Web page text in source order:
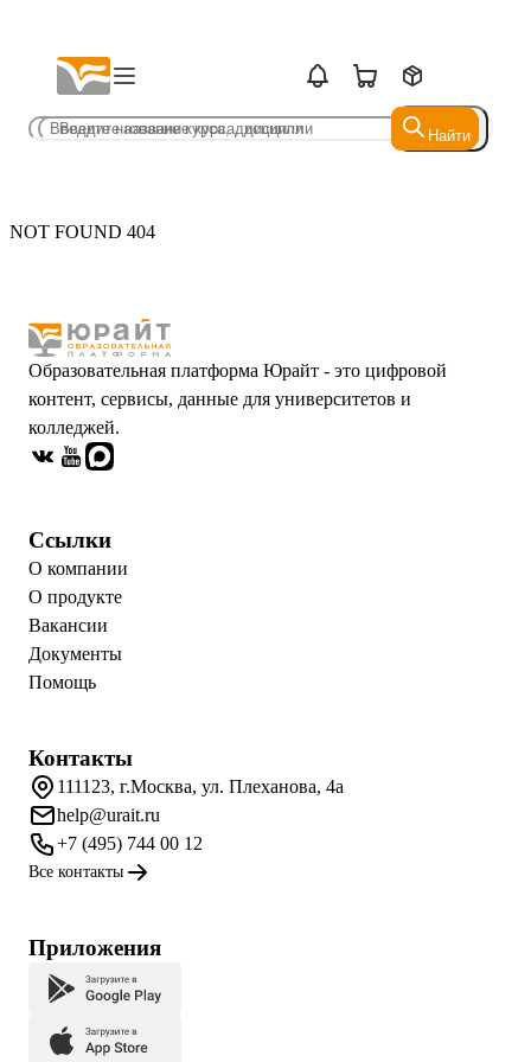
Найти
Найти
NOT FOUND 404
Образовательная платформа Юрайт - это цифровой
контент, сервисы, данные для университетов и
колледжей.
Ссылки
О компании
О продукте
Вакансии
Документы
Помощь
Контакты
111123, г.Москва, ул. Плеханова, 4а
help@urait.ru
+7 (495) 744 00 12
Все контакты
Приложения